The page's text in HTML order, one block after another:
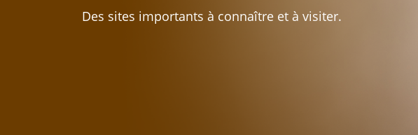
Des sites importants à connaître et à visiter.